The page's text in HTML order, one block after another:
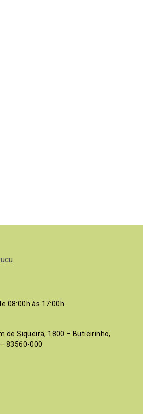
08:00h às 17:00h
de Siqueira, 1800 – Butieirinho,
83560-000